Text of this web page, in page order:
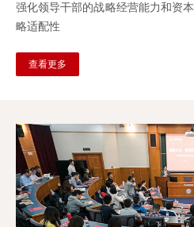
强化领导干部的战略经营能力和资
略适配性
查看更多